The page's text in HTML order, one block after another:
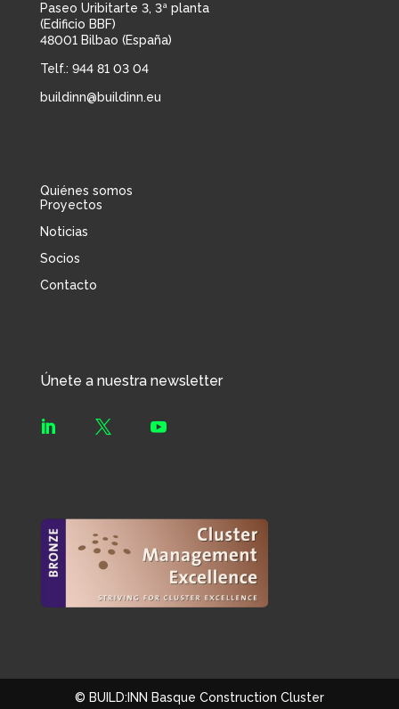
Paseo Uribitarte 3, 3ª planta
(Edificio BBF)
48001 Bilbao (España)
Telf.: 944 81 03 04
buildinn@buildinn.eu
Quiénes somos
Proyectos
Noticias
Socios
Contacto
Únete a nuestra newsletter
  
© BUILD:INN Basque Construction Cluster